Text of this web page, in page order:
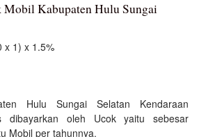
Mobil Kabupaten Hulu Sungai
x 1) x 1.5%
Hulu Sungai Selatan Kendaraan
dibayarkan oleh Ucok yaitu sebesar
Mobil per tahunnya.